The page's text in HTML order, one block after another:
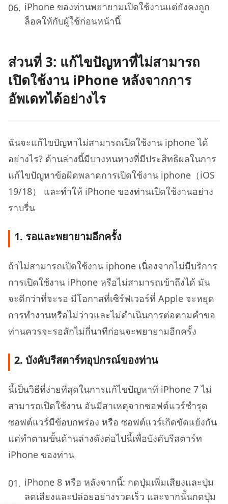
iPhone ของท่านพยายามเปิดใช้งานแต่ยังคงถูก
ล็อคให้กับผู้ใช้ก่อนหน้านี้
ส่วนที่ 3: แก้ไขปัญหาที่ไม่สามารถ
เปิดใช้งาน iPhone หลังจากการ
อัพเดทได้อย่างไร
ฉันจะแก้ไขปัญหาไม่สามารถเปิดใช้งาน iphone ได้
อย่างไร? ด้านล่างนี้มีบางหนทางที่มีประสิทธิผลในการ
แก้ไขปัญหาข้อผิดพลาดการเปิดใช้งาน iphone（iOS
19/18） และทำให้ iPhone ของท่านเปิดใช้งานอย่าง
ราบรื่น
1. รอและพยายามอีกครั้ง
ถ้าไม่สามารถเปิดใช้งาน iphone เนื่องจากไม่มีบริการ
การเปิดใช้งาน iPhone หรือไม่สามารถเข้าถึงได้ มัน
จะดีกว่าที่จะรอ มีโอกาสที่เซิร์ฟเวอร์ที่ Apple จะหยุด
การทำงานหรือไม่ว่าวและไม่ดำเนินการต่อตามคำขอ
ท่านควรจะรอสักไม่กี่นาทีก่อนจะพยายามอีกครั้ง
2. บังคับรีสตาร์ทอุปกรณ์ของท่าน
นี้เป็นวิธีที่ง่ายที่สุดในการแก้ไขปัญหาที่ iPhone 7 ไม่
สามารถเปิดใช้งาน อันมีสาเหตุจากซอฟต์แวร์ชำรุด
ซอฟต์แวร์มีข้อบกพร่อง หรือ ซอฟต์แวร์เกิดขัดแย้งกัน
แค่ทำตามขั้นด้านล่างดังต่อไปนี้เพื่อบังคับรีสตาร์ท
iPhone ของท่าน
iPhone 8 หรือ หลังจากนี้: กดปุ่มเพิ่มเสียงและปุ่ม
ลดเสียงและปล่อยอย่างรวดเร็ว และจากนั้นกดปุ่ม